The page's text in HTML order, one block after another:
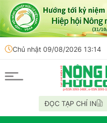
Chủ nhật 09/08/2026 13:14
ĐỌC TẠP CHÍ IN